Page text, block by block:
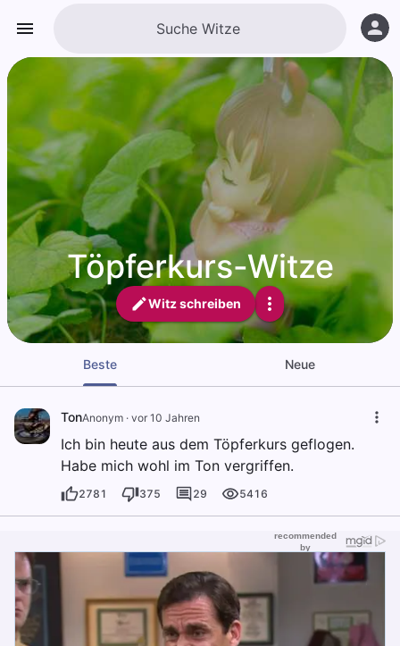
Töpferkurs-Witze
Witz schreiben
Beste Neue
TonAnonym · vor 10 Jahren
Ich bin heute aus dem Töpferkurs geflogen.
Habe mich wohl im Ton vergriffen.
2781 375 29 5416